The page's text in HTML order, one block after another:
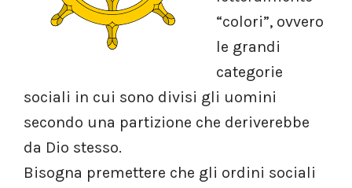
“colori”, ovvero
le grandi
categorie
sociali in cui sono divisi gli uomini
secondo una partizione che deriverebbe
da Dio stesso.
Bisogna premettere che gli ordini sociali